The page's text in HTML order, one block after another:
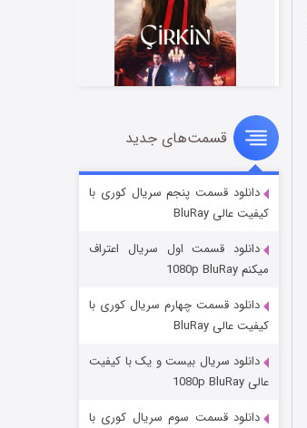
سریال زشت
قسمت۵ (زیرنویس) منتشر شد
وستی ها
قسمت‌های جدید
دانلود قسمت پنجم سریال کوری با
کیفیت عالی BluRay
دانلود قسمت اول سریال اعتراف
میکنم 1080p BluRay
دانلود قسمت چهارم سریال کوری با
کیفیت عالی BluRay
دانلود سریال بیست و یک با کیفیت
عالی 1080p BluRay
دانلود قسمت سوم سریال کوری با